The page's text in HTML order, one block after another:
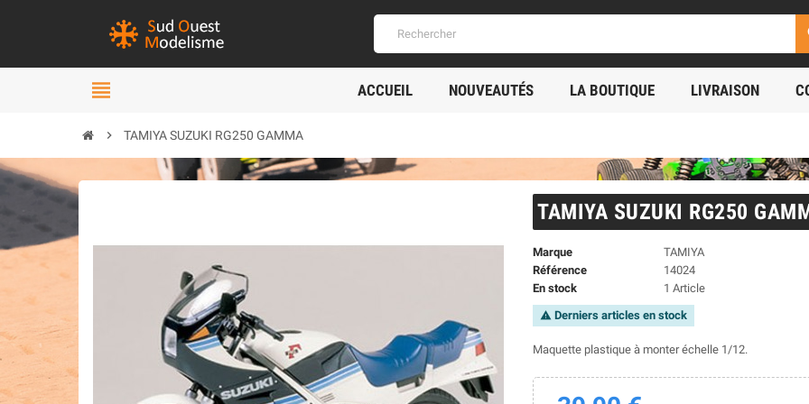
view_headline ACCUEIL NOUVEAUTÉS LA BOUTIQUE LIVRAISON
chevron_right TAMIYA SUZUKI RG250 GAMMA
TAMIYA SUZUKI RG250
Marque
TAMIYA
Référence
14024
En stock
1 Article
warning Derniers articles en stock
Maquette plastique à monter échelle 1/12.